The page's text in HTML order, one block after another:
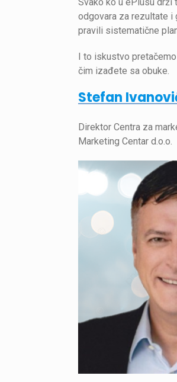
odgovara za rezultate i
pravili sistematične
I to iskustvo
čim izađete sa obuke.
Stefan
Direktor Centra za
Marketing Centar d.o.o.